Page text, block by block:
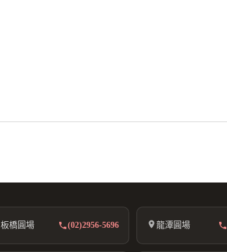
板橋圓場 (02)2956-5696 龍潭圓場